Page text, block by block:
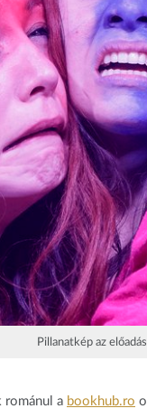
Pillanatkép az
románul a bookhub.ro